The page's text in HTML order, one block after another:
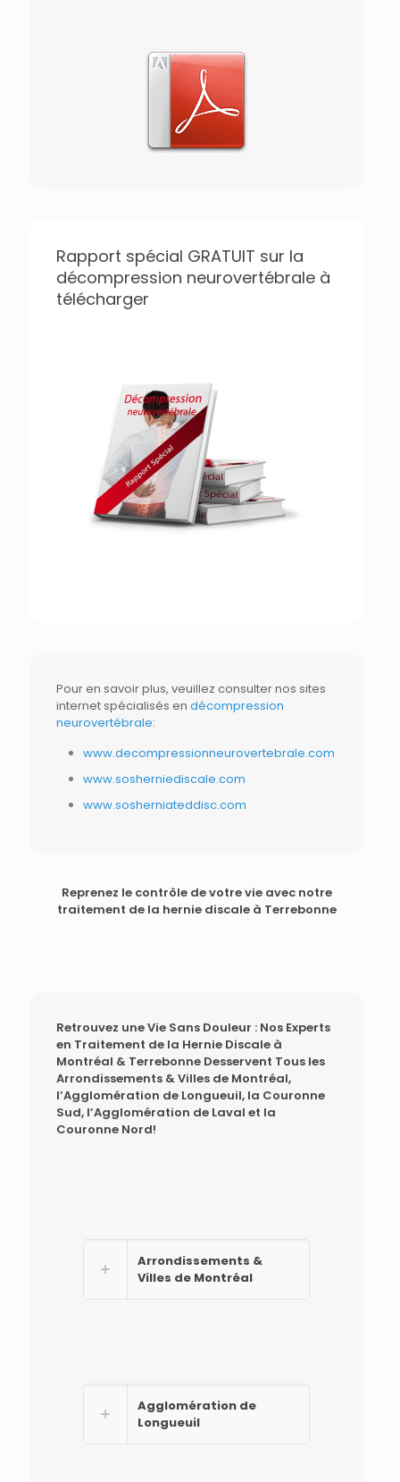
Rapport spécial GRATUIT sur la
décompression neurovertébrale à
télécharger
Pour en savoir plus, veuillez consulter nos sites
internet spécialisés en décompression
neurovertébrale:
www.decompressionneurovertebrale.com
www.sosherniediscale.com
www.sosherniateddisc.com
Reprenez le contrôle de votre vie avec notre
traitement de la hernie discale à Terrebonne
Retrouvez une Vie Sans Douleur : Nos Experts
en Traitement de la Hernie Discale à
Montréal & Terrebonne Desservent Tous les
Arrondissements & Villes de Montréal,
l’Agglomération de Longueuil, la Couronne
Sud, l’Agglomération de Laval et la
Couronne Nord!
Arrondissements &
Villes de Montréal
Agglomération de
Longueuil